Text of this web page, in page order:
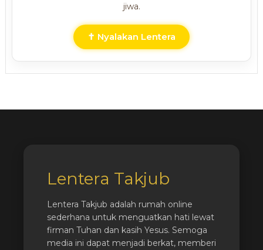
jiwa.
✝ Nyalakan Lentera
Lentera Takjub
Lentera Takjub adalah rumah online
sederhana untuk menguatkan hati lewat
firman Tuhan dan kasih Yesus. Semoga
media ini dapat menjadi berkat, memberi